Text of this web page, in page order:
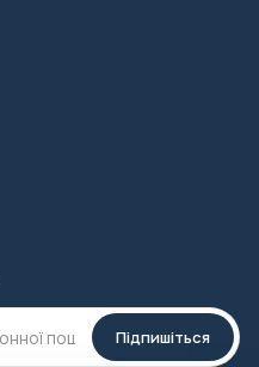
Підпишіться